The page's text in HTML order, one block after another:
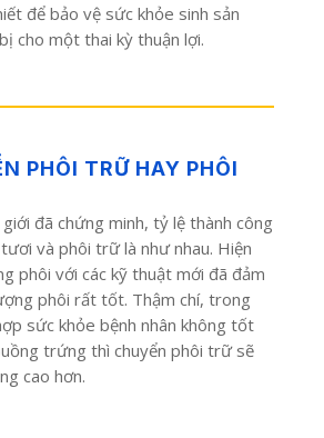
để bảo vệ sức khỏe sinh sản
cho một thai kỳ thuận lợi.
PHÔI TRỮ HAY PHÔI
đã chứng minh, tỷ lệ thành công
và phôi trữ là như nhau. Hiện
phôi với các kỹ thuật mới đã đảm
phôi rất tốt. Thậm chí, trong
sức khỏe bệnh nhân không tốt
trứng thì chuyển phôi trữ sẽ
cao hơn.